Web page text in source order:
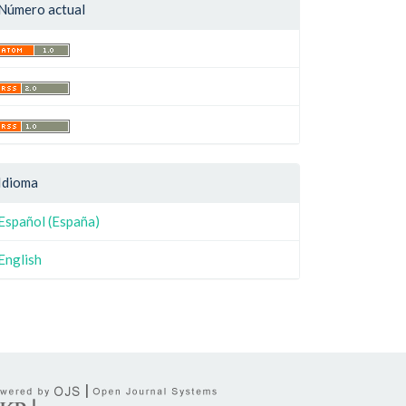
actual
(España)